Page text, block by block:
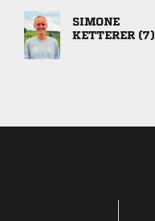

 